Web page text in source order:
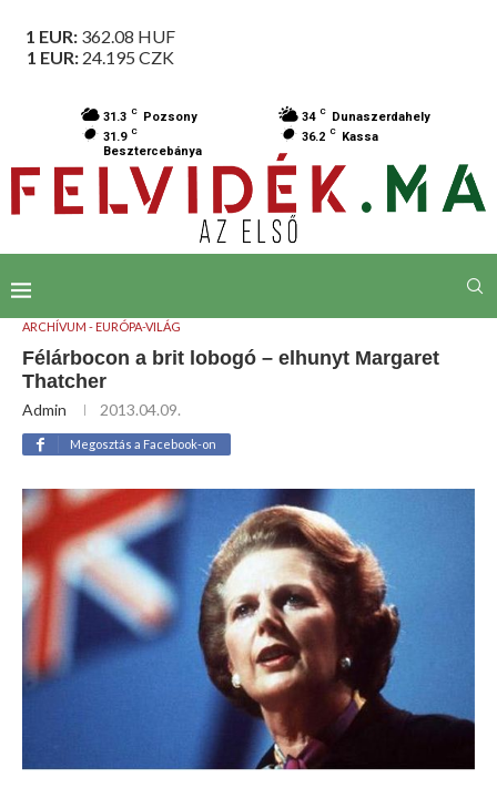
1 EUR: 362.08 HUF
1 EUR: 24.195 CZK
31.3 C Pozsony 34 C
Dunaszerdahely
31.9 C
Besztercebánya
36.2 C Kassa
ARCHÍVUM - EURÓPA-VILÁG
Félárbocon a brit lobogó – elhunyt Margaret
Thatcher
Admin 2013.04.09.
Megosztás a Facebook-on